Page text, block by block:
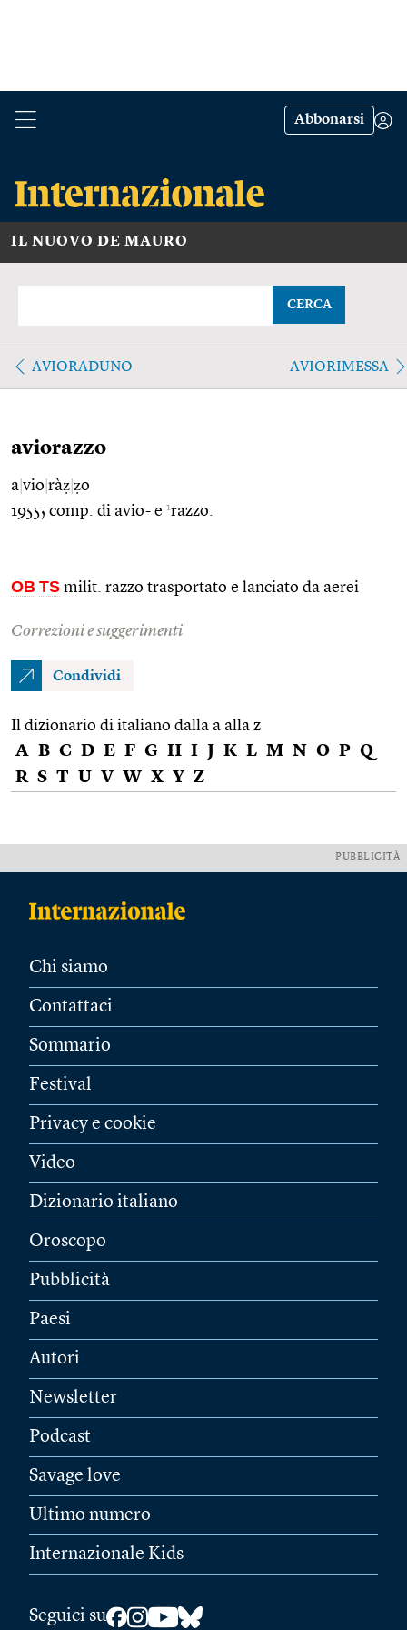
Abbonarsi
IL NUOVO DE MAURO
CERCA
AVIORADUNO AVIORIMESSA
aviorazzo
a vio ràẓ ẓo
1955; comp. di avio- e 1razzo.
OB TS milit. razzo trasportato e lanciato da aerei
Correzioni e suggerimenti
Condividi
Il dizionario di italiano dalla a alla z
A B C D E F G H I J K L M N O P Q
R S T U V W X Y Z
PUBBLICITÀ
Chi siamo
Contattaci
Sommario
Festival
Privacy e cookie
Video
Dizionario italiano
Oroscopo
Pubblicità
Paesi
Autori
Newsletter
Podcast
Savage love
Ultimo numero
Internazionale Kids
Seguici su